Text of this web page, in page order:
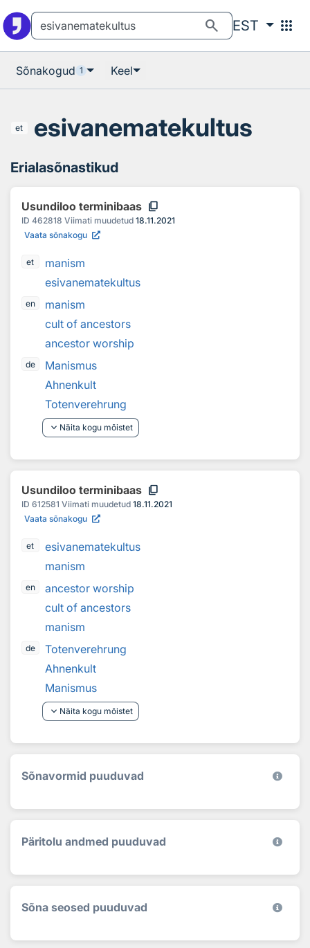
search EST apps
Sõnakogud 1 Keel
et esivanematekultus
Erialasõnastikud
Usundiloo terminibaas content_copy
ID 462818 Viimati muudetud 18.11.2021
Vaata sõnakogu
et
manism
esivanematekultus
en
manism
cult of ancestors
ancestor worship
de
Manismus
Ahnenkult
Totenverehrung
keyboard_arrow_down Näita kogu mõistet
Usundiloo terminibaas content_copy
ID 612581 Viimati muudetud 18.11.2021
Vaata sõnakogu
et
esivanematekultus
manism
en
ancestor worship
cult of ancestors
manism
de
Totenverehrung
Ahnenkult
Manismus
keyboard_arrow_down Näita kogu mõistet
Sõnavormid puuduvad
Päritolu andmed puuduvad
Sõna seosed puuduvad